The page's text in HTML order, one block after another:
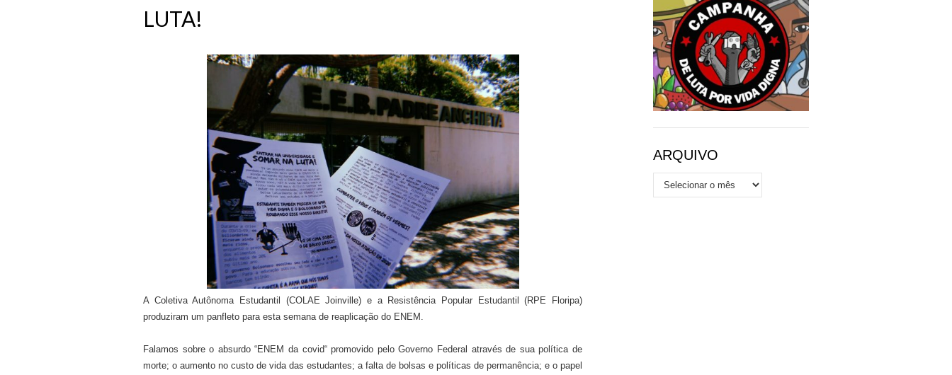
LUTA!
A Coletiva Autônoma Estudantil (COLAE Joinville) e a Resistência Popular Estudantil (RPE Floripa)
produziram um panfleto para esta semana de reaplicação do ENEM.
Falamos sobre o absurdo“ENEM da covid“ promovido pelo Governo Federal através de sua política de
morte; o aumento no custo de vida das estudantes; a falta de bolsas e políticas de permanência; e o papel
ARQUIVO
Arquivo